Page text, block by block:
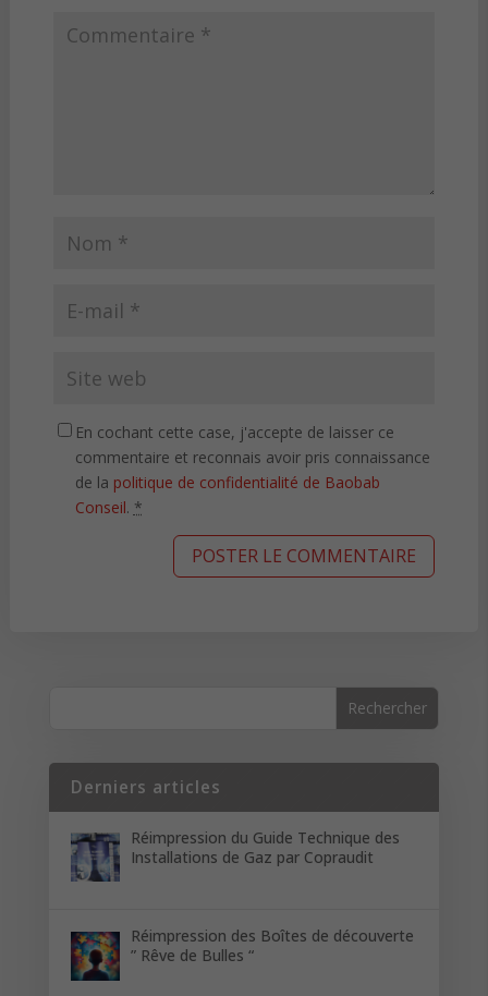
En cochant cette case, j'accepte de laisser ce
commentaire et reconnais avoir pris connaissance
de la politique de confidentialité de Baobab
Conseil. *
Derniers articles
Réimpression du Guide Technique des
Installations de Gaz par Copraudit
Réimpression des Boîtes de découverte
” Rêve de Bulles “